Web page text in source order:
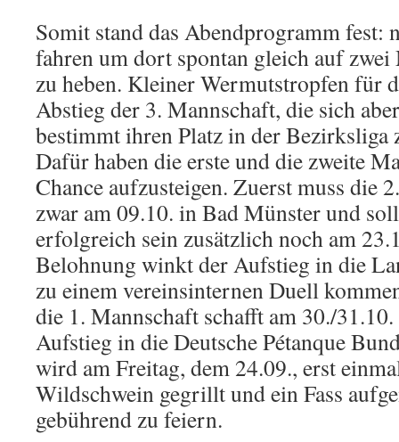
Somit stand das Abendprogramm fest:
fahren um dort spontan gleich auf zwei
zu heben. Kleiner Wermutstropfen für
Abstieg der 3. Mannschaft, die sich
bestimmt ihren Platz in der
Dafür haben die erste und die zweite
Chance aufzusteigen. Zuerst muss die
zwar am 09.10. in Bad Münster und
erfolgreich sein zusätzlich noch am
Belohnung winkt der Aufstieg in die
zu einem vereinsinternen Duell
die 1. Mannschaft schafft am 30./
Aufstieg in die Deutsche Pétanque
wird am Freitag, dem 24.09., erst
Wildschwein gegrillt und ein Fass
gebührend zu feiern.